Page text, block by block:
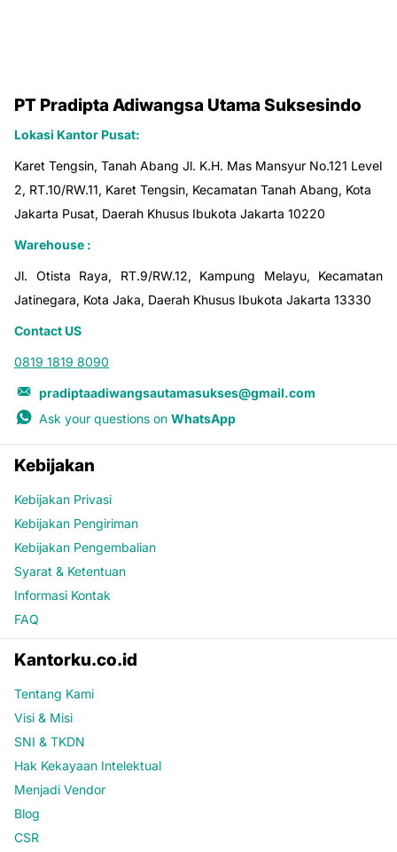
PT Pradipta Adiwangsa Utama Suksesindo
Lokasi Kantor Pusat:
Karet Tengsin, Tanah Abang Jl. K.H. Mas Mansyur No.121 Level
2, RT.10/RW.11, Karet Tengsin, Kecamatan Tanah Abang, Kota
Jakarta Pusat, Daerah Khusus Ibukota Jakarta 10220
Warehouse :
Jl. Otista Raya, RT.9/RW.12, Kampung Melayu, Kecamatan
Jatinegara, Kota Jaka, Daerah Khusus Ibukota Jakarta 13330
Contact US
0819 1819 8090
pradiptaadiwangsautamasukses@gmail.com
Ask your questions on WhatsApp
Kebijakan
Kebijakan Privasi
Kebijakan Pengiriman
Kebijakan Pengembalian
Syarat & Ketentuan
Informasi Kontak
FAQ
Kantorku.co.id
Tentang Kami
Visi & Misi
SNI & TKDN
Hak Kekayaan Intelektual
Menjadi Vendor
Blog
CSR